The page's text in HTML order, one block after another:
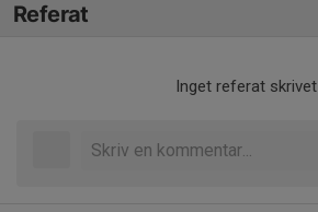
Referat
Inget referat skrivet